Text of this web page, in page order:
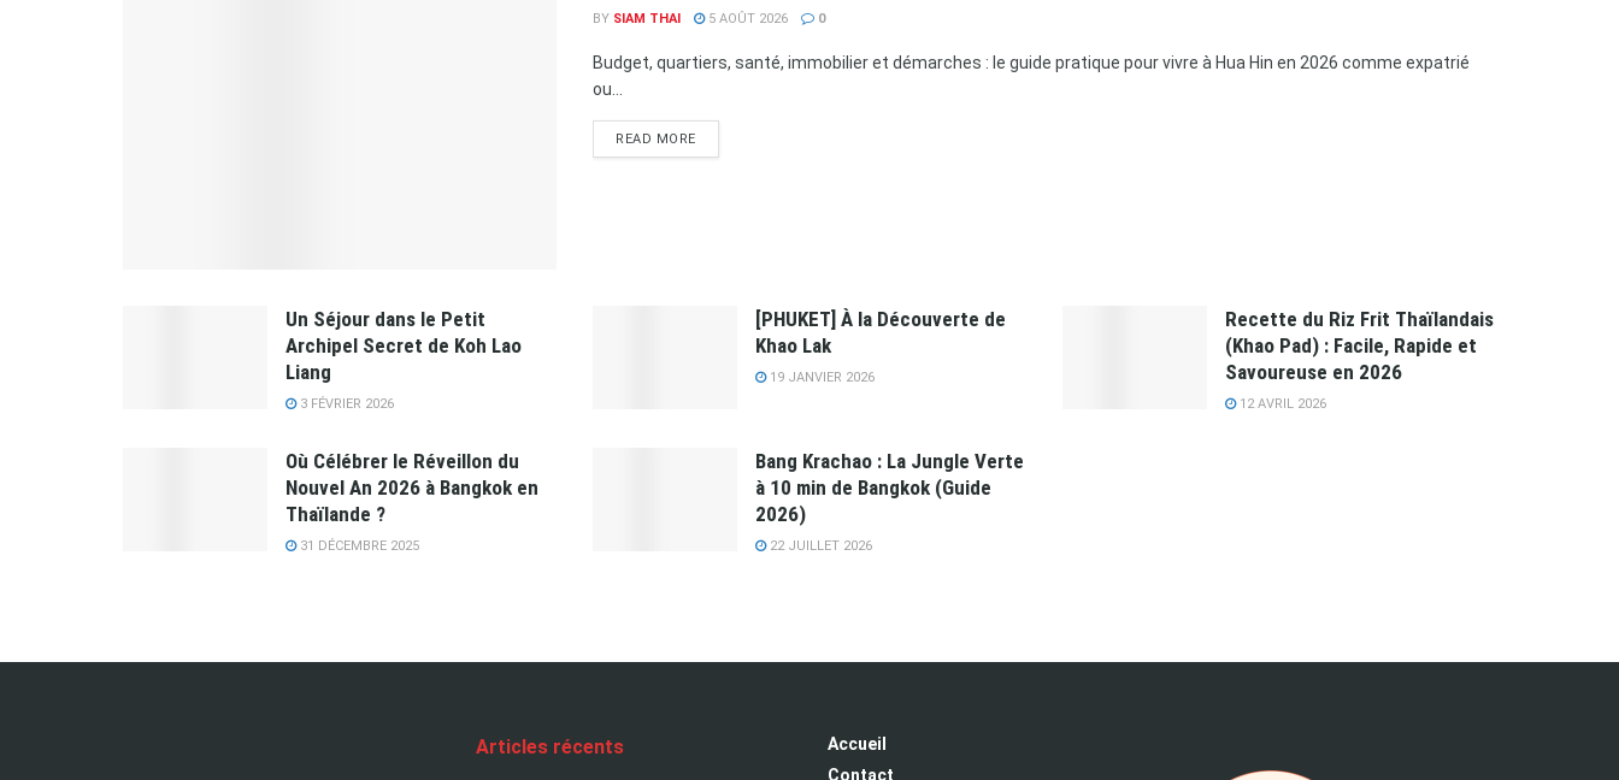
BY SIAM THAI 5 AOÛT 2026 0
Budget, quartiers, santé, immobilier et démarches : le guide pratique pour vivre à Hua Hin en 2026 comme expatrié
ou...
READ MORE
Un Séjour dans le Petit
Archipel Secret de Koh Lao
Liang
3 FÉVRIER 2026
[PHUKET] À la Découverte de
Khao Lak
19 JANVIER 2026
Recette du Riz Frit Thaïlandais
(Khao Pad) : Facile, Rapide et
Savoureuse en 2026
12 AVRIL 2026
Où Célébrer le Réveillon du
Nouvel An 2026 à Bangkok en
Thaïlande ?
31 DÉCEMBRE 2025
Bang Krachao : La Jungle Verte
à 10 min de Bangkok (Guide
2026)
22 JUILLET 2026
Articles récents
Accueil
Contact